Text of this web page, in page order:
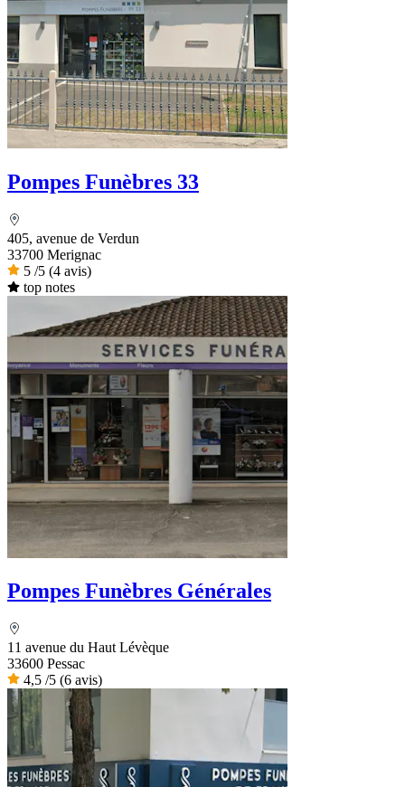
Pompes Funèbres 33
405, avenue de Verdun
33700 Merignac
5 /5 (4 avis)
top notes
Pompes Funèbres Générales
11 avenue du Haut Lévèque
33600 Pessac
4,5 /5 (6 avis)